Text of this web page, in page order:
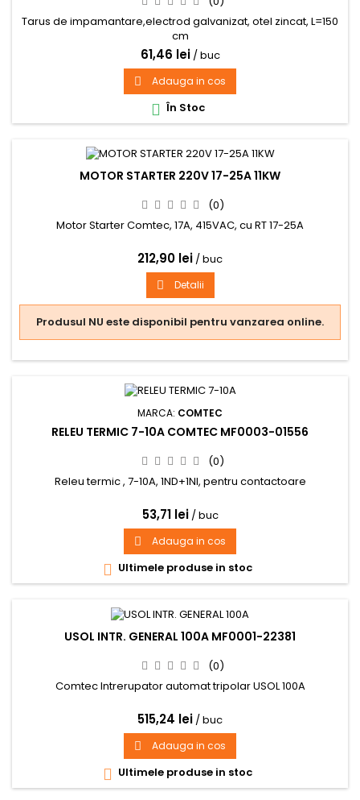
Tarus de impamantare,electrod galvanizat, otel zincat, L=150
cm
61,46 lei / buc
 Adauga in cos
 În Stoc
MOTOR STARTER 220V 17-25A 11KW
(0)
Motor Starter Comtec, 17A, 415VAC, cu RT 17-25A
212,90 lei / buc
 Detalii
Produsul NU este disponibil pentru vanzarea online.
MARCA: COMTEC
RELEU TERMIC 7-10A COMTEC MF0003-01556
(0)
Releu termic , 7-10A, 1ND+1NI, pentru contactoare
53,71 lei / buc
 Adauga in cos
 Ultimele produse in stoc
USOL INTR. GENERAL 100A MF0001-22381
(0)
Comtec Intrerupator automat tripolar USOL 100A
515,24 lei / buc
 Adauga in cos
 Ultimele produse in stoc